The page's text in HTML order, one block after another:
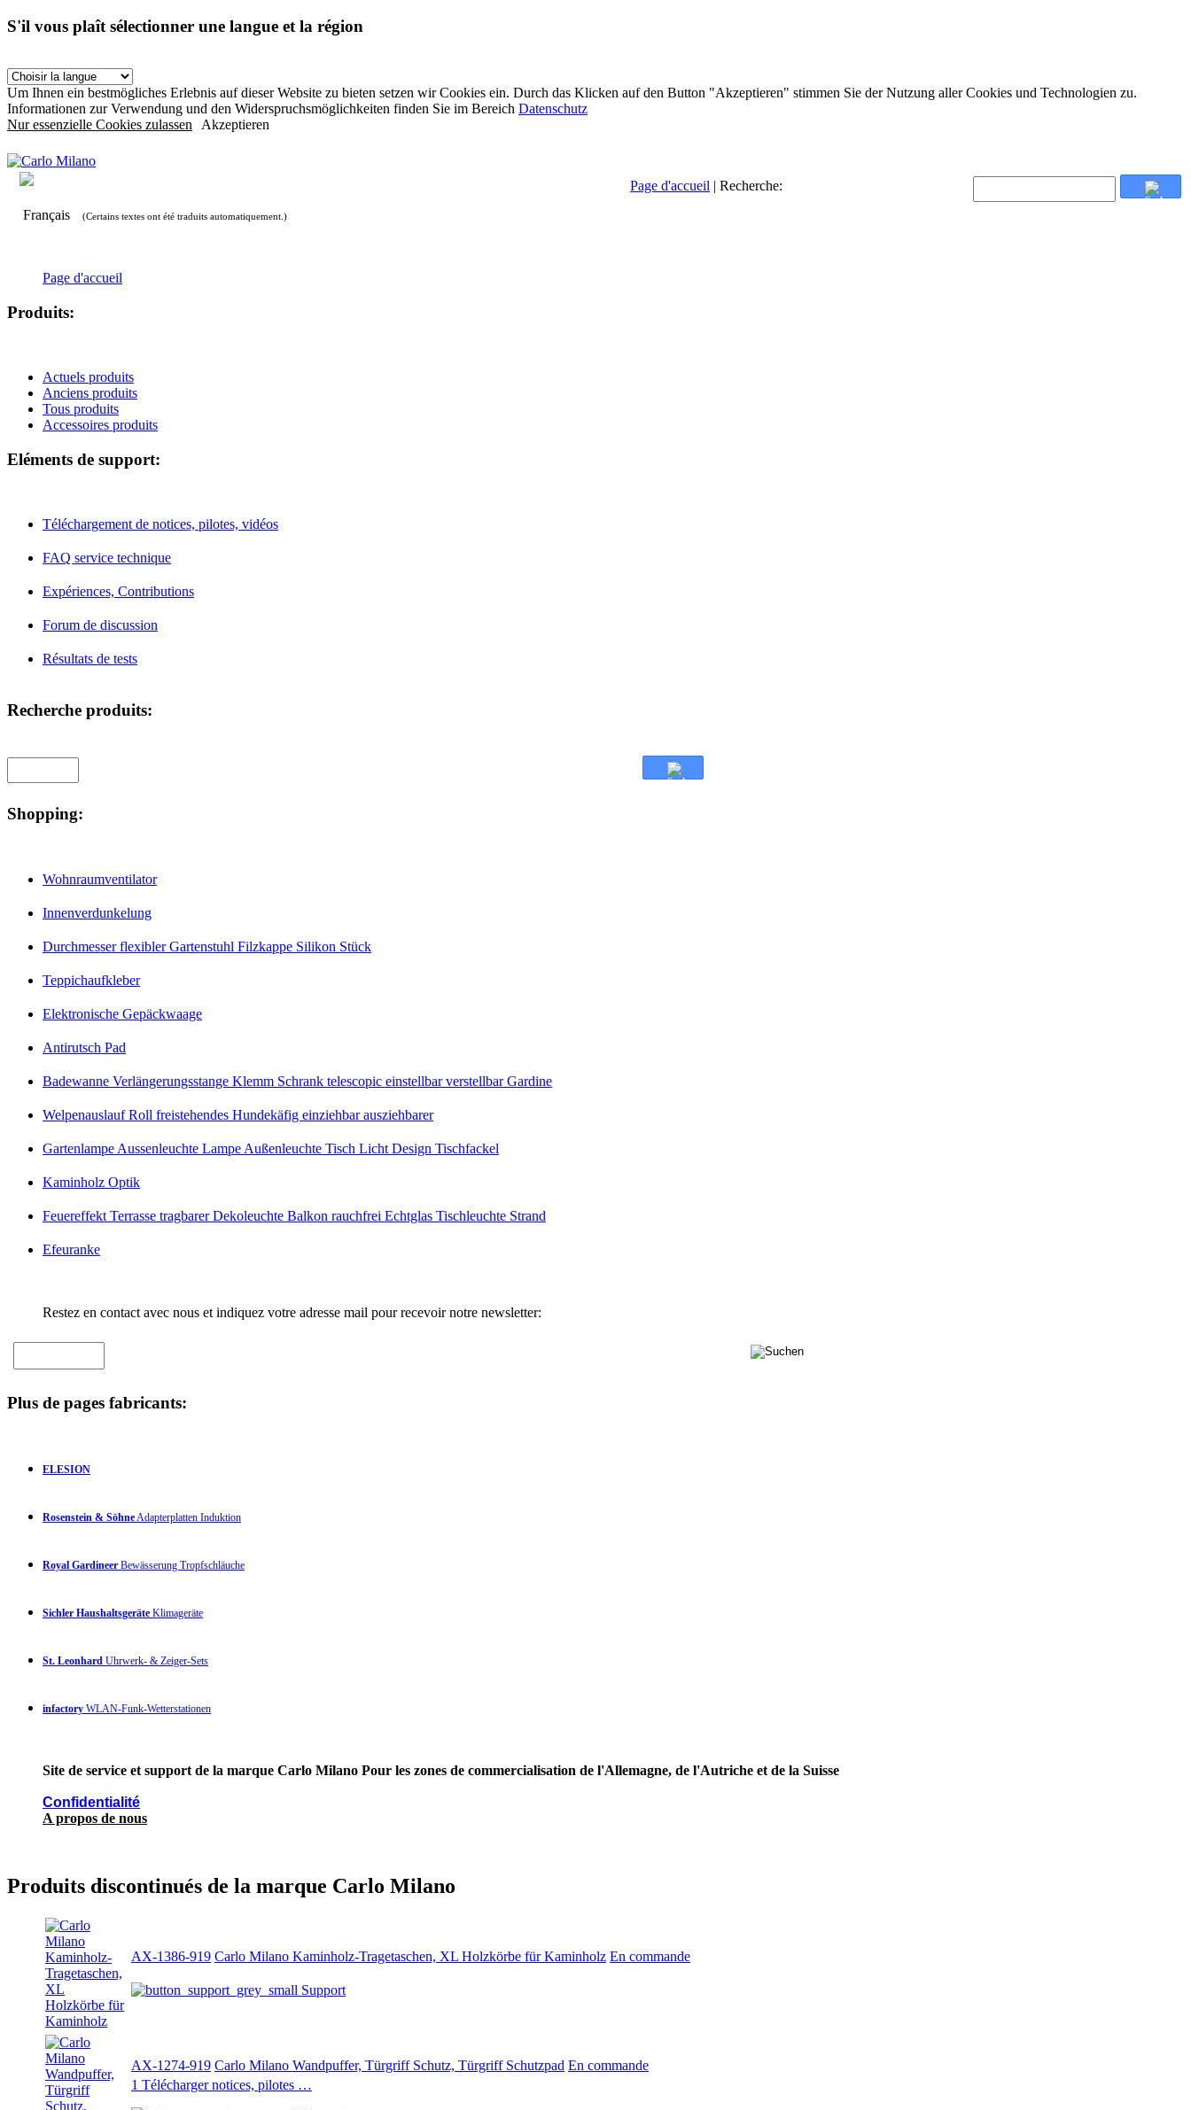
S'il vous plaît sélectionner une langue et la région
Um Ihnen ein bestmögliches Erlebnis auf dieser Website zu bieten setzen wir Cookies ein. Durch das Klicken auf den Button "Akzeptieren" stimmen Sie der Nutzung aller Cookies und Technologien zu.
Informationen zur Verwendung und den Widerspruchsmöglichkeiten finden Sie im Bereich Datenschutz
Nur essenzielle Cookies zulassen Akzeptieren
Français (Certains textes ont été traduits automatiquement.)
Page d'accueil | Recherche:
Page d'accueil
Produits:
Actuels produits
Anciens produits
Tous produits
Accessoires produits
Eléments de support:
Téléchargement de notices, pilotes, vidéos
FAQ service technique
Expériences, Contributions
Forum de discussion
Résultats de tests
Recherche produits:
Shopping:
Wohnraumventilator
Innenverdunkelung
Durchmesser flexibler Gartenstuhl Filzkappe Silikon Stück
Teppichaufkleber
Elektronische Gepäckwaage
Antirutsch Pad
Badewanne Verlängerungsstange Klemm Schrank telescopic einstellbar verstellbar Gardine
Welpenauslauf Roll freistehendes Hundekäfig einziehbar ausziehbarer
Gartenlampe Aussenleuchte Lampe Außenleuchte Tisch Licht Design Tischfackel
Kaminholz Optik
Feuereffekt Terrasse tragbarer Dekoleuchte Balkon rauchfrei Echtglas Tischleuchte Strand
Efeuranke
Restez en contact avec nous et indiquez votre adresse mail pour recevoir notre newsletter:
Plus de pages fabricants:
ELESION
Rosenstein & Söhne Adapterplatten Induktion
Royal Gardineer Bewässerung Tropfschläuche
Sichler Haushaltsgeräte Klimageräte
St. Leonhard Uhrwerk- & Zeiger-Sets
infactory WLAN-Funk-Wetterstationen
Site de service et support de la marque Carlo Milano Pour les zones de commercialisation de l'Allemagne, de l'Autriche et de la Suisse
Confidentialité
A propos de nous
Produits discontinués de la marque Carlo Milano
AX-1386-919 Carlo Milano Kaminholz-Tragetaschen, XL Holzkörbe für Kaminholz En commande
Support
AX-1274-919 Carlo Milano Wandpuffer, Türgriff Schutz, Türgriff Schutzpad En commande
1 Télécharger notices, pilotes …